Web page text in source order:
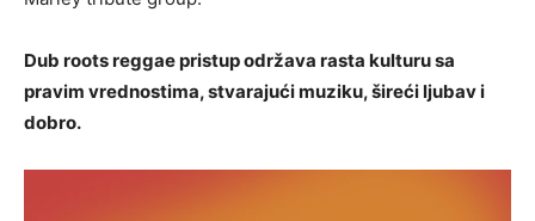
Dub roots reggae pristup održava rasta kulturu sa
pravim vrednostima, stvarajući muziku, šireći ljubav i
dobro.